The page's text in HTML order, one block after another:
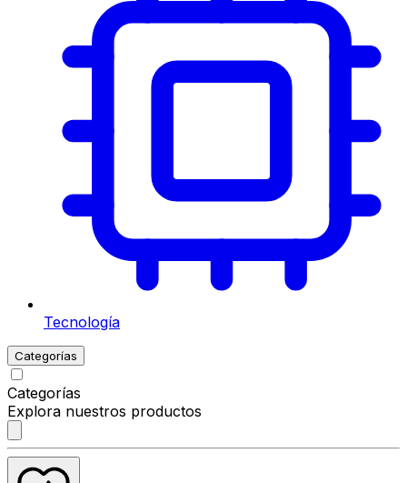
Tecnología
Categorías
Categorías
Explora nuestros productos